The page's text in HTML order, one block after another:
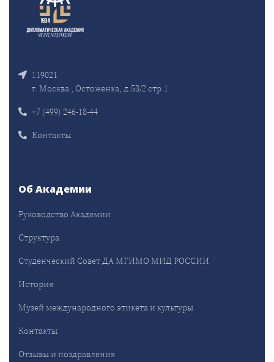
119021
г. Москва , Остоженка, д.53/2 стр.1
+7 (499) 246-18-44
Контакты
Об Академии
Руководство Академии
Структура
Студенческий Совет ДА МГИМО МИД РОССИИ
История
Музей международного этикета и культуры
Контакты
Отзывы и поздравления